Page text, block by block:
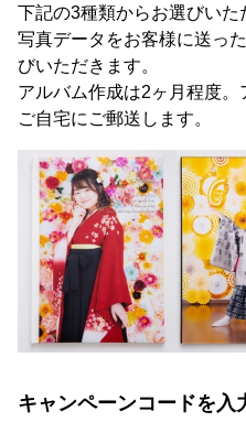
下記の3種類からお選びいた
写真データをお客様に送っ
びいただきます。
アルバム作成は2ヶ月程度
ご自宅にご郵送します。
キャンペーンコードを入